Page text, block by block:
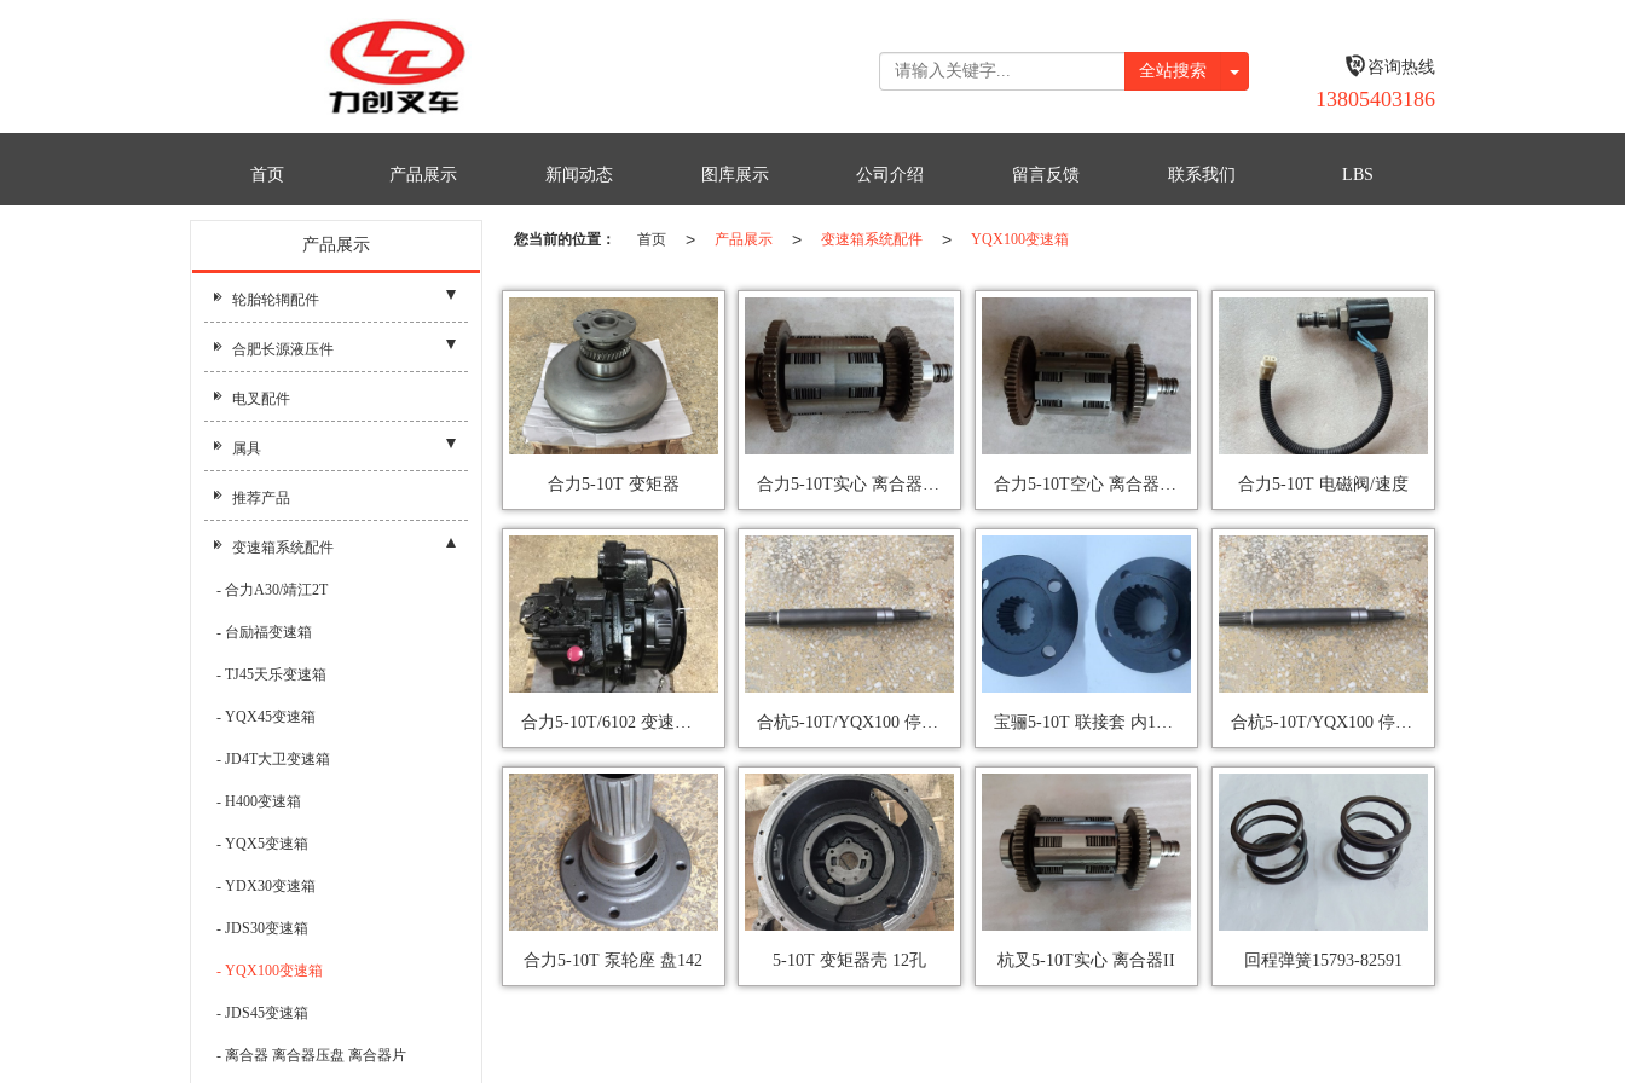
咨询热线
13805403186
全站搜索
首页 产品展示 新闻动态 图库展示 公司介绍 留言反馈 联系我们 LBS
您当前的位置： 首页 > 产品展示 > 变速箱系统配件 > YQX100变速箱
合力5-10T 变矩器 合力5-10T 电磁阀/速度
合杭5-10T/YQX100 停车制动轴
合力5-10T 泵轮座 盘142 5-10T 变矩器壳 12孔 杭叉5-10T实心 离合器II 回程弹簧15793-82591
产品展示
轮胎轮辋配件
- 新
- 叉车螺丝
合肥长源液压件
- 其他附件
- 齿轮泵
电叉配件
属具
- 属具附件
推荐产品
变速箱系统配件
- 合力A30/靖江2T
- 台励福变速箱
- TJ45天乐变速箱
- YQX45变速箱
- JD4T大卫变速箱
- H400变速箱
- YQX5变速箱
- YDX30变速箱
- JDS30变速箱
- YQX100变速箱
- JDS45变速箱
- 离合器 离合器压盘 离合器片